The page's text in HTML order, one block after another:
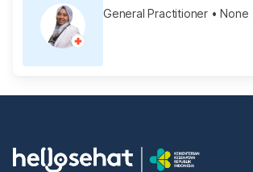
General Practitioner • None